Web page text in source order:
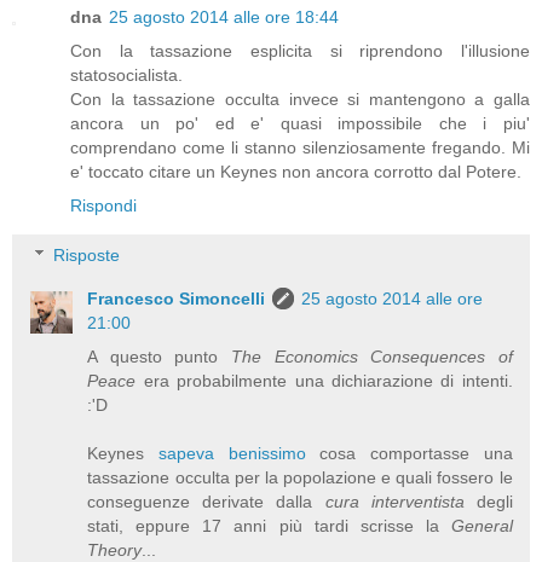
dna 25 agosto 2014 alle ore 18:44
Con la tassazione esplicita si riprendono l'illusione
statosocialista.
Con la tassazione occulta invece si mantengono a galla
ancora un po' ed e' quasi impossibile che i piu'
comprendano come li stanno silenziosamente fregando. Mi
e' toccato citare un Keynes non ancora corrotto dal Potere.
Rispondi
Risposte
Francesco Simoncelli
25 agosto 2014 alle ore
21:00
A questo punto The Economics Consequences of
Peace era probabilmente una dichiarazione di intenti.
:'D
Keynessapeva benissimocosa comportasse una
tassazione occulta per la popolazione e quali fossero le
conseguenze derivate dalla cura interventista degli
stati, eppure 17 anni più tardi scrisse la General
Theory...